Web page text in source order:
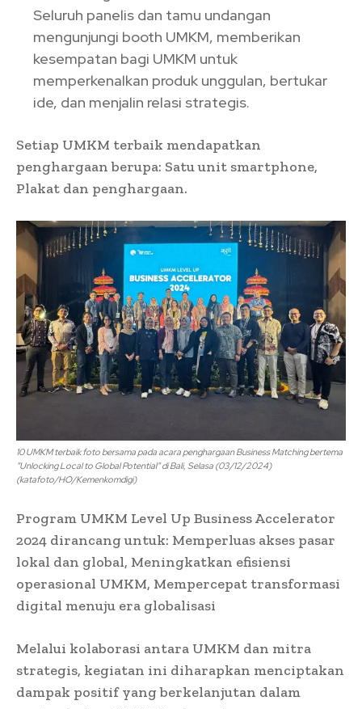
Seluruh panelis dan tamu undangan
mengunjungi booth UMKM, memberikan
kesempatan bagi UMKM untuk
memperkenalkan produk unggulan, bertukar
ide, dan menjalin relasi strategis.
Setiap UMKM terbaik mendapatkan
penghargaan berupa: Satu unit smartphone,
Plakat dan penghargaan.
10 UMKM terbaik foto bersama pada acara penghargaan Business Matching bertema
“Unlocking Local to Global Potential” di Bali, Selasa (03/12/2024)
(katafoto/HO/Kemenkomdigi)
Program UMKM Level Up Business Accelerator
2024 dirancang untuk: Memperluas akses pasar
lokal dan global, Meningkatkan efisiensi
operasional UMKM, Mempercepat transformasi
digital menuju era globalisasi
Melalui kolaborasi antara UMKM dan mitra
strategis, kegiatan ini diharapkan menciptakan
dampak positif yang berkelanjutan dalam